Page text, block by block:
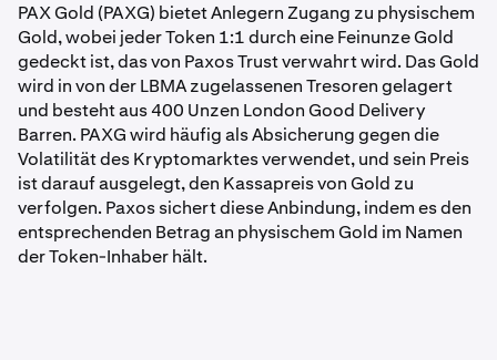
PAX Gold (PAXG) bietet Anlegern Zugang zu physischem
Gold, wobei jeder Token 1:1 durch eine Feinunze Gold
gedeckt ist, das von Paxos Trust verwahrt wird. Das Gold
wird in von der LBMA zugelassenen Tresoren gelagert
und besteht aus 400 Unzen London Good Delivery
Barren. PAXG wird häufig als Absicherung gegen die
Volatilität des Kryptomarktes verwendet, und sein Preis
ist darauf ausgelegt, den Kassapreis von Gold zu
verfolgen. Paxos sichert diese Anbindung, indem es den
entsprechenden Betrag an physischem Gold im Namen
der Token-Inhaber hält.